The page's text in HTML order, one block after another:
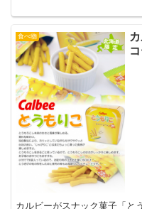
食べ物
カルビーがスナック菓子「